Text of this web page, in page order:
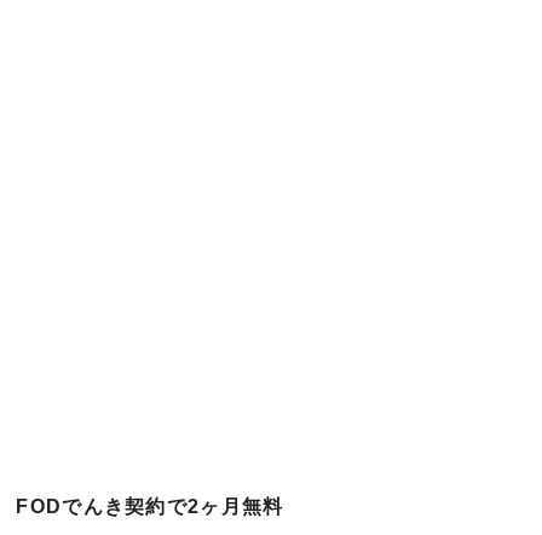
FODでんき契約で2ヶ月無料